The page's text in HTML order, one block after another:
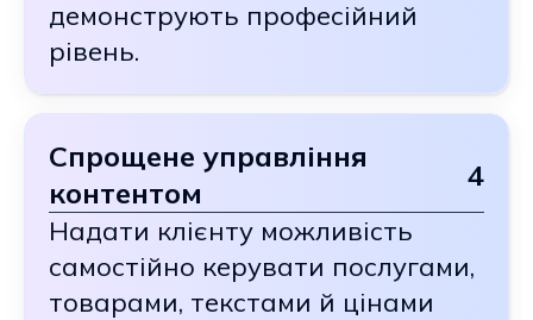
демонструють професійний
рівень.
Спрощене управління
контентом
4
Надати клієнту можливість
самостійно керувати послугами,
товарами, текстами й цінами